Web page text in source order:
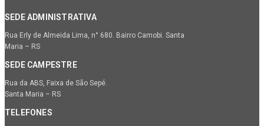
SEDE ADMINISTRATIVA
Rua Erly de Almeida Lima, n° 680. Bairro Camobi. Santa
Maria – RS
SEDE CAMPESTRE
Rua da ABS, Faixa de São Sepé.
Santa Maria – RS
TELEFONES